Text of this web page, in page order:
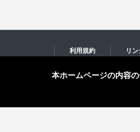
利用規約 リン
本ホームページの内容